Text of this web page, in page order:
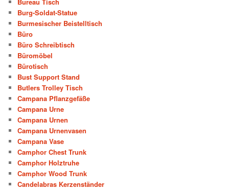
Burg-Soldat-Statue
Burmesischer Beistelltisch
Büro
Büro Schreibtisch
Büromöbel
Bürotisch
Bust Support Stand
Butlers Trolley Tisch
Campana Pflanzgefäße
Campana Urne
Campana Urnen
Campana Urnenvasen
Campana Vase
Camphor Chest Trunk
Camphor Holztruhe
Camphor Wood Trunk
Candelabras Kerzenständer